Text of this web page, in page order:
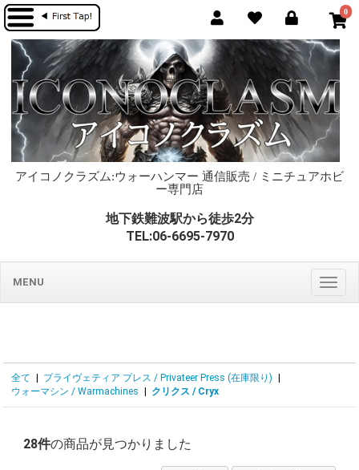
0
アイコノクラズム:ウォーハンマー 通信販売 / ミニチュアホビ
ー専門店
地下鉄難波駅から徒歩2分
TEL:06-6695-7970
MENU
全て プライヴェティア プレス / Privateer Press (在庫限り)
ウォーマシン / Warmachines
クリクス / Cryx
28件の商品が見つかりました